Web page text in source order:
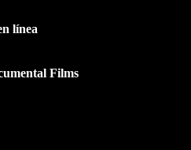
línea
Films